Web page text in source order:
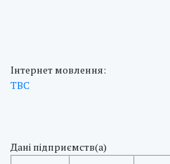
Інтернет мовлення:
ТВС
Дані підприємств(а)